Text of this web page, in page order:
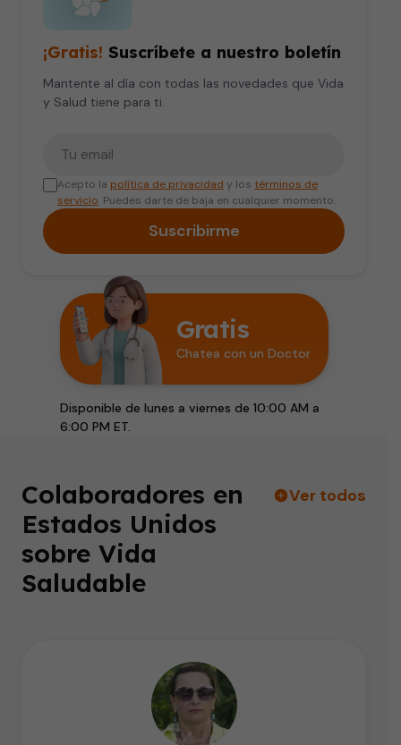
¡Gratis! Suscríbete a nuestro boletín
Mantente al día con todas las novedades que Vida
y Salud tiene para ti.
Acepto la política de privacidad y los términos de
servicio. Puedes darte de baja en cualquier momento.
Suscribirme
Gratis
Chatea con un Doctor
Disponible de lunes a viernes de 10:00 AM a
6:00 PM ET.
Colaboradores en
Estados Unidos
sobre Vida
Saludable
Ver todos